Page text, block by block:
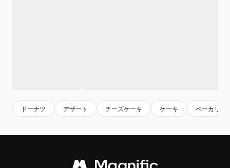
ドーナツ デザート チーズケーキ ケーキ ベーカリー